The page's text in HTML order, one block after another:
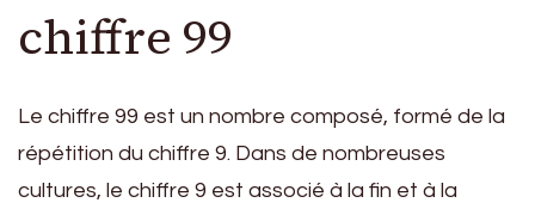
chiffre 99
Le chiffre 99 est un nombre composé, formé de la
répétition du chiffre 9. Dans de nombreuses
cultures, le chiffre 9 est associé à la fin et à la